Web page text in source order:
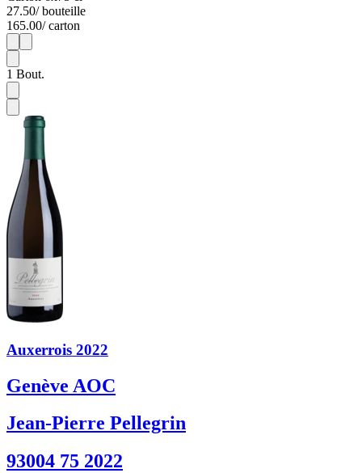
27.50/ bouteille
165.00/ carton
1
1 Bout.
Auxerrois 2022
Genève AOC
Jean-Pierre Pellegrin
93004 75 2022